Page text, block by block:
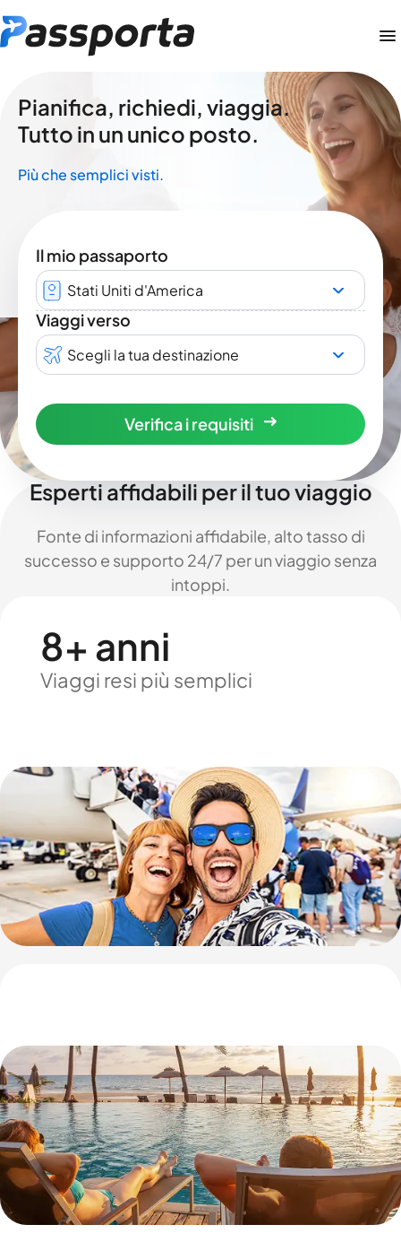
Pianifica, richiedi, viaggia.
Tutto in un unico posto.
Più che semplici visti.
Il mio passaporto
Stati Uniti d'America
Viaggi verso
Scegli la tua destinazione
Verifica i requisiti
Esperti affidabili per il tuo viaggio
Fonte di informazioni affidabile, alto tasso di
successo e supporto 24/7 per un viaggio senza
intoppi.
8+ anni
Viaggi resi più semplici